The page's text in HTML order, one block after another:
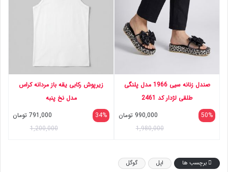
صندل زنانه سیی 1966 مدل پلنگی
طلقی لژدار کد 2461
50%
990,000 تومان
1,980,000
زیرپوش رکابی یقه باز مردانه کراس
مدل نخ پنبه
34%
791,000 تومان
1,200,000
برچسب ها اپل گوگل